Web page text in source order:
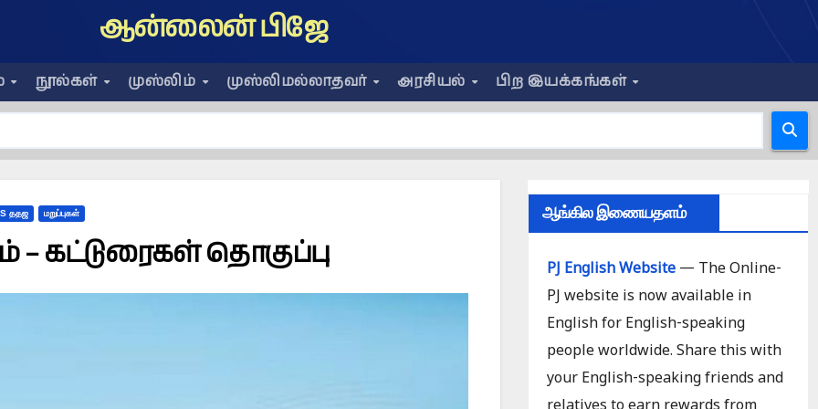
ஆன்லைன் பிஜே
நூல்கள் முஸ்லிம் முஸ்லிமல்லாதவர் அரசியல் பிற இயக்கங்கள்
ததஜ மறுப்புகள்
கட்டுரைகள் தொகுப்பு
ஆங்கில இணையதளம்
PJ English Website— The Online-
PJ website is now available in
English for English-speaking
people worldwide. Share this with
your English-speaking friends and